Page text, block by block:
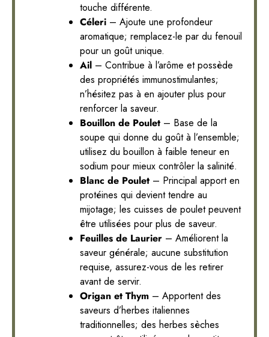
touche différente.
Céleri – Ajoute une profondeur
aromatique; remplacez-le par du fenouil
pour un goût unique.
Ail – Contribue à l’arôme et possède
des propriétés immunostimulantes;
n’hésitez pas à en ajouter plus pour
renforcer la saveur.
Bouillon de Poulet – Base de la
soupe qui donne du goût à l’ensemble;
utilisez du bouillon à faible teneur en
sodium pour mieux contrôler la salinité.
Blanc de Poulet – Principal apport en
protéines qui devient tendre au
mijotage; les cuisses de poulet peuvent
être utilisées pour plus de saveur.
Feuilles de Laurier – Améliorent la
saveur générale; aucune substitution
requise, assurez-vous de les retirer
avant de servir.
Origan et Thym – Apportent des
saveurs d’herbes italiennes
traditionnelles; des herbes sèches